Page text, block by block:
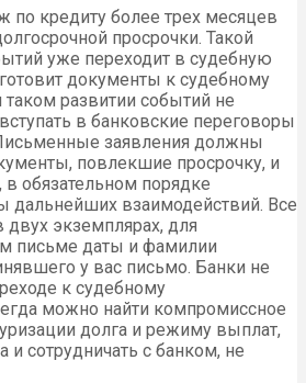
по кредиту более трех месяцев
просрочки. Такой
уже переходит в судебную
документы к судебному
таком развитии событий не
в банковские переговоры
заявления должны
повлекшие просрочку, и
обязательном порядке
дальнейших взаимодействий. Все
экземплярах, для
письме даты и фамилии
у вас письмо. Банки не
к судебному
можно найти компромиссное
долга и режиму выплат,
и сотрудничать с банком, не